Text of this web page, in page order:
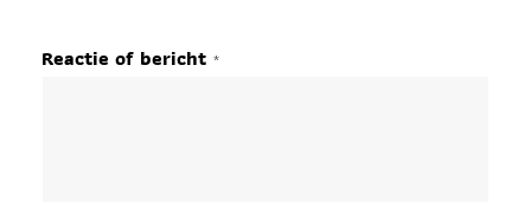
Reactie of bericht *